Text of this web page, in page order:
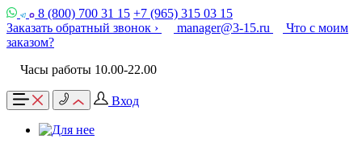
8 (800) 700 31 15 +7 (965) 315 03 15
Заказать обратный звонок ›
manager@3-15.ru
Что с моим
заказом?
Часы работы 10.00-22.00
Вход